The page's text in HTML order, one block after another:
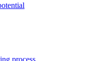
process